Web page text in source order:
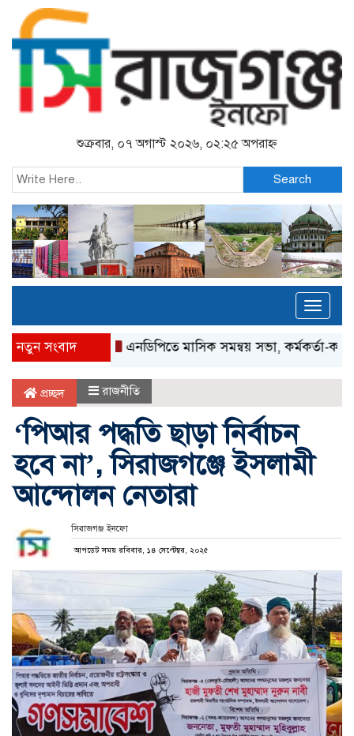
শুক্রবার, ০৭ অগাস্ট ২০২৬, ০২:২৫ অপরাহ্ন
Search
নতুন সংবাদএনডিপিতে মাসিক সমন্বয় সভা, কর্মকর্তা-কর্মীদের
প্রচ্ছদ রাজনীতি
‘পিআর পদ্ধতি ছাড়া নির্বাচন
হবে না’, সিরাজগঞ্জে ইসলামী
আন্দোলন নেতারা
সিরাজগঞ্জ ইনফো
আপডেট সময় রবিবার, ১৪ সেপ্টেম্বর, ২০২৫